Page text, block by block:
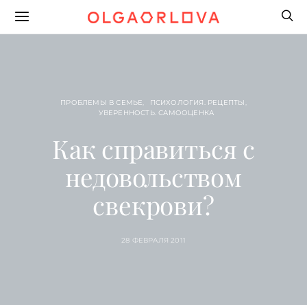
ПРОБЛЕМЫ В СЕМЬЕ
ПСИХОЛОГИЯ. РЕЦЕПТЫ
УВЕРЕННОСТЬ. САМООЦЕНКА
Как справиться с
недовольством
свекрови?
28 ФЕВРАЛЯ 2011